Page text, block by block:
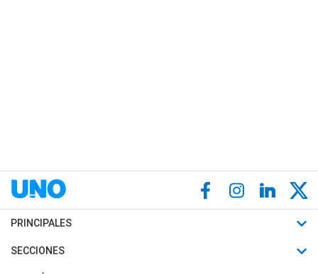
PRINCIPALES
Últimas Noticias
SECCIONES